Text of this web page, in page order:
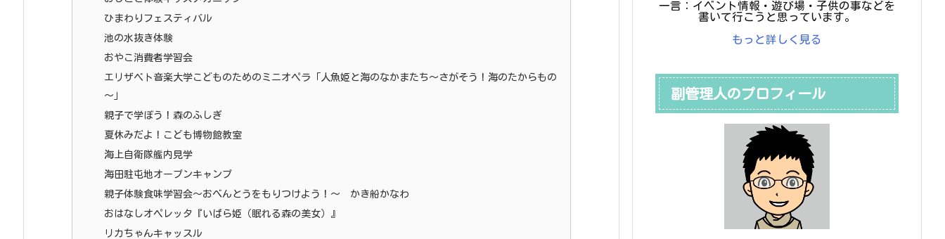
ひまわりフェスティバル
池の水抜き体験
おやこ消費者学習会
エリザベト音楽大学こどものためのミニオペラ「人魚姫と海のなかまたち～さがそう！海のたからもの
～」
親子で学ぼう！森のふしぎ
夏休みだよ！こども博物館教室
海上自衛隊艦内見学
海田駐屯地オープンキャンプ
親子体験食味学習会～おべんとうをもりつけよう！～ かき船かなわ
おはなしオペレッタ『いばら姫（眠れる森の美女）』
リカちゃんキャッスル
一言：イベント情報・遊び場・子供の事などを
書いて行こうと思っています。
もっと詳しく見る
副管理人のプロフィール